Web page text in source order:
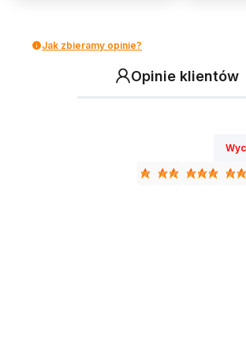
Jak zbieramy opinie?
Opinie klientów